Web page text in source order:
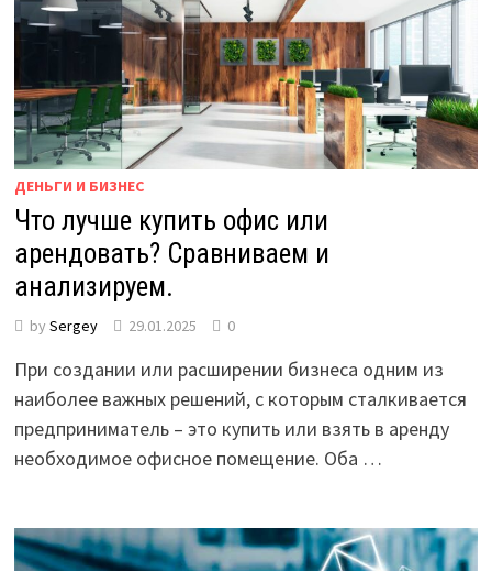
ДЕНЬГИ И БИЗНЕС
Что лучше купить офис или
арендовать? Сравниваем и
анализируем.
by Sergey 29.01.2025 0
При создании или расширении бизнеса одним из
наиболее важных решений, с которым сталкивается
предприниматель – это купить или взять в аренду
необходимое офисное помещение. Оба …